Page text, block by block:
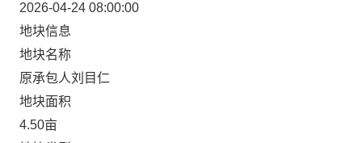
2026-04-24 08:00:00
地块信息
地块名称
原承包人刘目仁
地块面积
4.50亩